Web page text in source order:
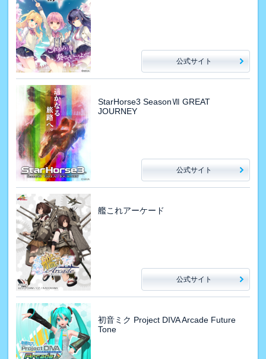
公式サイト
StarHorse3 SeasonⅦ GREAT
JOURNEY
公式サイト
艦これアーケード
公式サイト
初音ミク Project DIVA Arcade Future
Tone